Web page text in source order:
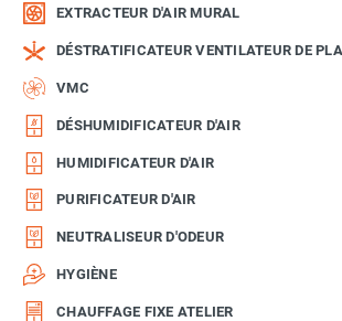
EXTRACTEUR D'AIR MURAL
DÉSTRATIFICATEUR VENTILATEUR DE
VMC
DÉSHUMIDIFICATEUR D'AIR
HUMIDIFICATEUR D'AIR
PURIFICATEUR D'AIR
NEUTRALISEUR D'ODEUR
HYGIÈNE
CHAUFFAGE FIXE ATELIER